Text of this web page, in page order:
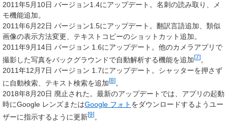
2011年5月10日 バージョン1.4にアップデート。名刺の読み取り、メ
モ機能追加。
2011年6月22日 バージョン1.5にアップデート。翻訳言語追加、類似
画像の表示方法変更、テキストコピーのショットカット追加。
2011年9月14日 バージョン 1.6にアップデート。他のカメラアプリで
撮影した写真をバックグラウンドで自動解析する機能を追加[7] 。
2011年12月7日 バージョン 1.7にアップデート。シャッターを押さず
に自動検索、テキスト検索を追加[8] 。
2018年8月20日 廃止された。最新のアップデートでは、アプリの起動
時にGoogle レンズまたはGoogle フォト をダウンロードするようユー
ザーに指示するように更新[9]。